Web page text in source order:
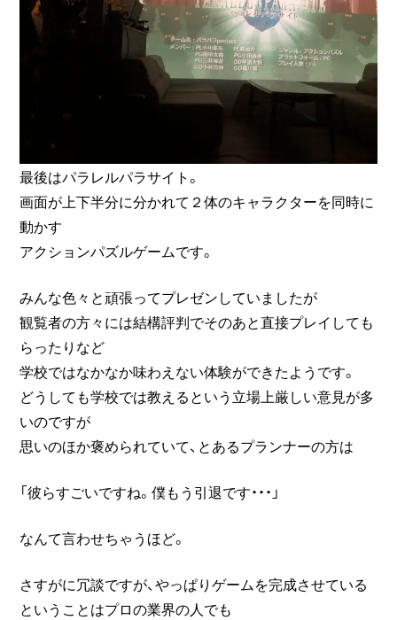
最後はパラレルパラサイト。
画面が上下半分に分かれて２体のキャラクターを同時に
動かす
アクションパズルゲームです。
みんな色々と頑張ってプレゼンしていましたが
観覧者の方々には結構評判でそのあと直接プレイしても
らったりなど
学校ではなかなか味わえない体験ができたようです。
どうしても学校では教えるという立場上厳しい意見が多
いのですが
思いのほか褒められていて、とあるプランナーの方は
「彼らすごいですね。僕もう引退です・・・」
なんて言わせちゃうほど。
さすがに冗談ですが、やっぱりゲームを完成させている
ということはプロの業界の人でも